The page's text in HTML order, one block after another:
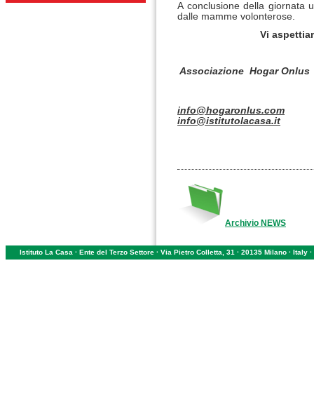
A conclusione della giornata
dalle mamme volonterose.
Vi
info@hogaronlus.com
info@istitutolacasa.it
Archivio NEWS
Istituto La Casa · Ente del Terzo Settore · Via Pietro Colletta, 31 · 20135 Milano · Italy